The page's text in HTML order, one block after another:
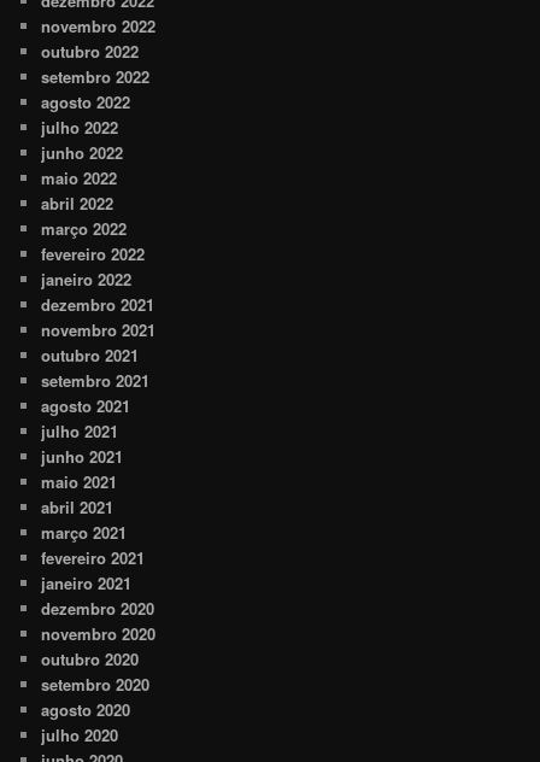
novembro 2022
outubro 2022
setembro 2022
agosto 2022
julho 2022
junho 2022
maio 2022
abril 2022
março 2022
fevereiro 2022
janeiro 2022
dezembro 2021
novembro 2021
outubro 2021
setembro 2021
agosto 2021
julho 2021
junho 2021
maio 2021
abril 2021
março 2021
fevereiro 2021
janeiro 2021
dezembro 2020
novembro 2020
outubro 2020
setembro 2020
agosto 2020
julho 2020